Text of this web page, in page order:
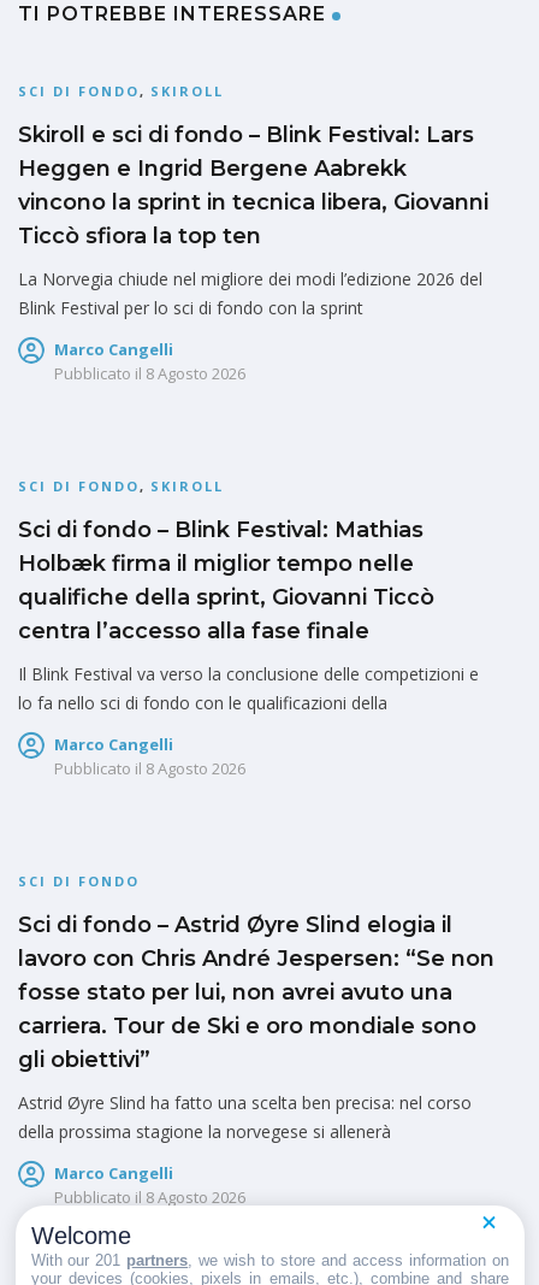
TI POTREBBE INTERESSARE
SCI DI FONDO, SKIROLL
Skiroll e sci di fondo – Blink Festival: Lars
Heggen e Ingrid Bergene Aabrekk
vincono la sprint in tecnica libera, Giovanni
Ticcò sfiora la top ten
La Norvegia chiude nel migliore dei modi l’edizione 2026 del
Blink Festival per lo sci di fondo con la sprint
Marco Cangelli
Pubblicato il 8 Agosto 2026
SCI DI FONDO, SKIROLL
Sci di fondo – Blink Festival: Mathias
Holbæk firma il miglior tempo nelle
qualifiche della sprint, Giovanni Ticcò
centra l’accesso alla fase finale
Il Blink Festival va verso la conclusione delle competizioni e
lo fa nello sci di fondo con le qualificazioni della
Marco Cangelli
Pubblicato il 8 Agosto 2026
SCI DI FONDO
Sci di fondo – Astrid Øyre Slind elogia il
lavoro con Chris André Jespersen: “Se non
fosse stato per lui, non avrei avuto una
carriera. Tour de Ski e oro mondiale sono
gli obiettivi”
Astrid Øyre Slind ha fatto una scelta ben precisa: nel corso
della prossima stagione la norvegese si allenerà
Marco Cangelli
Pubblicato il 8 Agosto 2026
Welcome
With our 201 partners , we wish to store and access information on
your devices (cookies, pixels in emails, etc.), combine and share